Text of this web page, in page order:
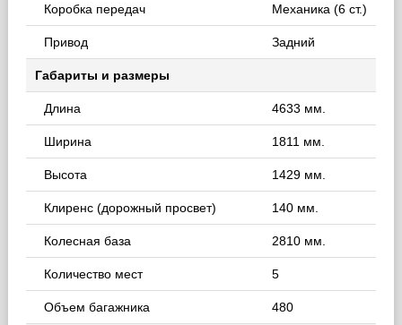
Коробка передач Механика (6 ст.)
Привод Задний
Габариты и размеры
Длина 4633 мм.
Ширина 1811 мм.
Высота 1429 мм.
Клиренс (дорожный просвет) 140 мм.
Колесная база 2810 мм.
Количество мест 5
Объем багажника 480